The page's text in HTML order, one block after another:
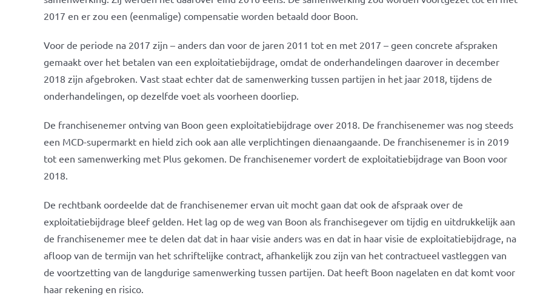
2017 en er zou een (eenmalige) compensatie worden betaald door Boon.
Voor de periode na 2017 zijn – anders dan voor de jaren 2011 tot en met 2017 – geen concrete afspraken
gemaakt over het betalen van een exploitatiebijdrage, omdat de onderhandelingen daarover in december
2018 zijn afgebroken. Vast staat echter dat de samenwerking tussen partijen in het jaar 2018, tijdens de
onderhandelingen, op dezelfde voet als voorheen doorliep.
De franchisenemer ontving van Boon geen exploitatiebijdrage over 2018. De franchisenemer was nog steeds
een MCD-supermarkt en hield zich ook aan alle verplichtingen dienaangaande. De franchisenemer is in 2019
tot een samenwerking met Plus gekomen. De franchisenemer vordert de exploitatiebijdrage van Boon voor
2018.
De rechtbank oordeelde dat de franchisenemer ervan uit mocht gaan dat ook de afspraak over de
exploitatiebijdrage bleef gelden. Het lag op de weg van Boon als franchisegever om tijdig en uitdrukkelijk aan
de franchisenemer mee te delen dat dat in haar visie anders was en dat in haar visie de exploitatiebijdrage, na
afloop van de termijn van het schriftelijke contract, afhankelijk zou zijn van het contractueel vastleggen van
de voortzetting van de langdurige samenwerking tussen partijen. Dat heeft Boon nagelaten en dat komt voor
haar rekening en risico.